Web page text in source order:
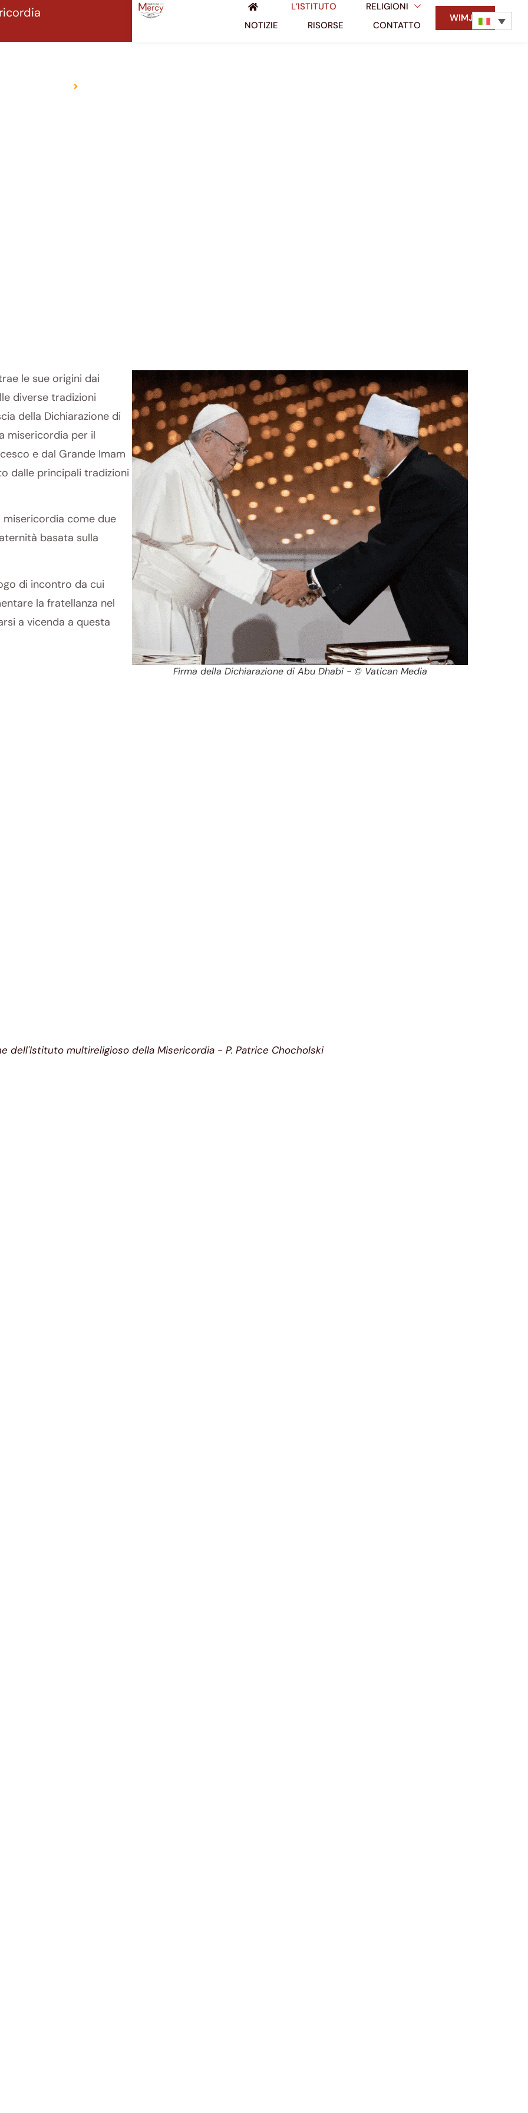
L’ISTITUTO
RELIGIONI
NOTIZIE
RISORSE CONTATTO
WIMJM
le sue origini dai
diverse tradizioni
della Dichiarazione di
misericordia per il
e dal Grande Imam
dalle principali tradizioni
misericordia come due
basata sulla
di incontro da cui
la fratellanza nel
a vicenda a questa
Firma della Dichiarazione di Abu Dhabi - © Vatican Media
dell'Istituto multireligioso della Misericordia - P. Patrice Chocholski